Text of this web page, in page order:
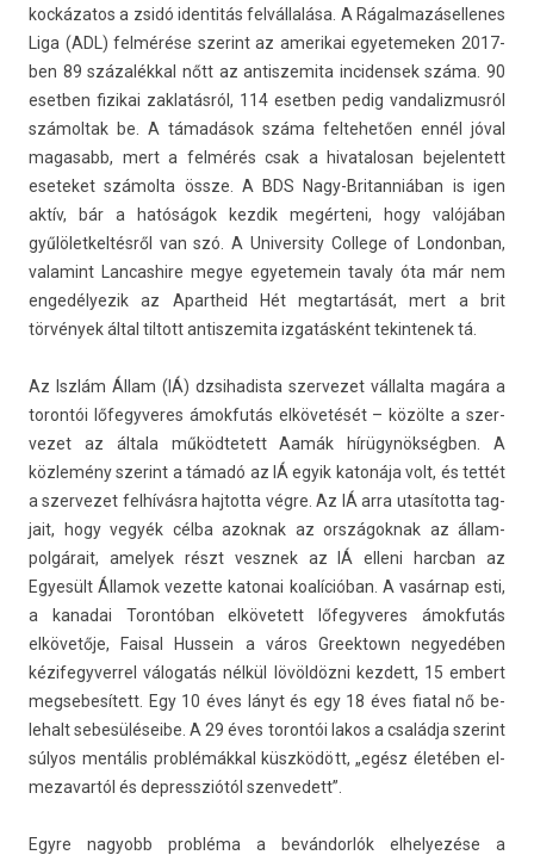
kockázatos a zsidó iden­titás felvállalása. A Rágal­mazásel­lenes
Liga (ADL) felmérése szerint az amerikai egyetemek­en 2017-
ben 89 százalékkal nőtt az anti­szemita in­ciden­sek száma. 90
esetb­en fizikai zak­latás­ról, 114 esetb­en pedig van­daliz­musról
számol­tak be. A támadások száma fel­tehető­en ennél jóval
magasabb, mert a felmérés csak a hivatalosan be­jelen­tett
eseteket számolta össze. A BDS Nagy-Britanniában is igen
aktív, bár a hatóságok kez­dik megérteni, hogy valójában
gyűlölet­keltés­ről van szó. A Uni­vers­ity Col­lege of Lon­donban,
valamint Lan­cashire megye egyetemein tava­ly óta már nem
en­gedélyezik az Apartheid Hét meg­tartását, mert a brit
törvények által til­tott anti­szemita izgatásként tekin­tenek tá.
Az Iszlám Állam (IÁ) dzsihadis­ta szer­vezet vál­lalta magára a
toron­tói lőfegyveres ámok­futás elkövetését – közölte a szer­
vezet az általa működ­tetett Aamák hírügynökségben. A
közlemény szerint a támadó az IÁ egyik katonája volt, és tettét
a szer­vezet felhívásra haj­totta végre. Az IÁ arra utasította tag­
jait, hogy vegyék célba azok­nak az országok­nak az állam­
polgárait, amelyek részt vesznek az IÁ el­leni harcban az
Egyesült Államok vezet­te katonai koalícióban. A vasárnap esti,
a kanadai Toron­tóban el­követett lőfegyveres ámok­futás
elkövetője, Fais­al Hus­sein a város Greek­town negyedéb­en
kézifegyver­rel válogatás nélkül lövöldözni kez­dett, 15 em­bert
meg­sebesített. Egy 10 éves lányt és egy 18 éves fiat­al nő be­
lehalt sebesüléseibe. A 29 éves toron­tói lakos a családja szerint
súlyos mentális problémákkal küszködött, „egész életében el­
mezavar­tól és de­pressziótól szen­vedett”.
Egyre nagyobb probléma a bevándorlók el­helyezése a